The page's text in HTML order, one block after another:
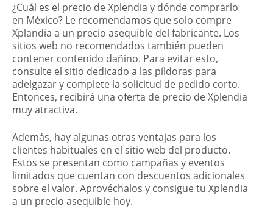
¿Cuál es el precio de Xplendia y dónde comprarlo
en México? Le recomendamos que solo compre
Xplandia a un precio asequible del fabricante. Los
sitios web no recomendados también pueden
contener contenido dañino. Para evitar esto,
consulte el sitio dedicado a las píldoras para
adelgazar y complete la solicitud de pedido corto.
Entonces, recibirá una oferta de precio de Xplendia
muy atractiva.
Además, hay algunas otras ventajas para los
clientes habituales en el sitio web del producto.
Estos se presentan como campañas y eventos
limitados que cuentan con descuentos adicionales
sobre el valor. Aprovéchalos y consigue tu Xplendia
a un precio asequible hoy.